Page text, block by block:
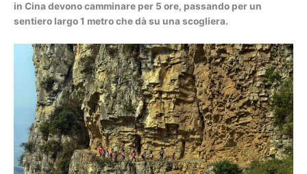
in Cina devono camminare per 5 ore, passando per un
sentiero largo 1 metro che dà su una scogliera.